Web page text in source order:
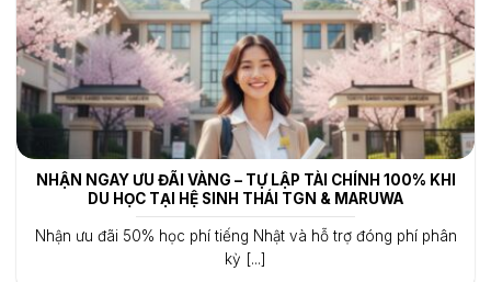
NHẬN NGAY ƯU ĐÃI VÀNG – TỰ LẬP TÀI CHÍNH 100% KHI
DU HỌC TẠI HỆ SINH THÁI TGN & MARUWA
Nhận ưu đãi 50% học phí tiếng Nhật và hỗ trợ đóng phí phân
kỳ [...]